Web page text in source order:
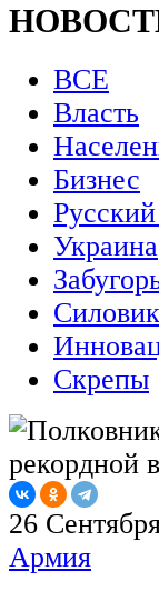
ВСЕ
Власть
Бизнес
Украина
Скрепы
26
Армия